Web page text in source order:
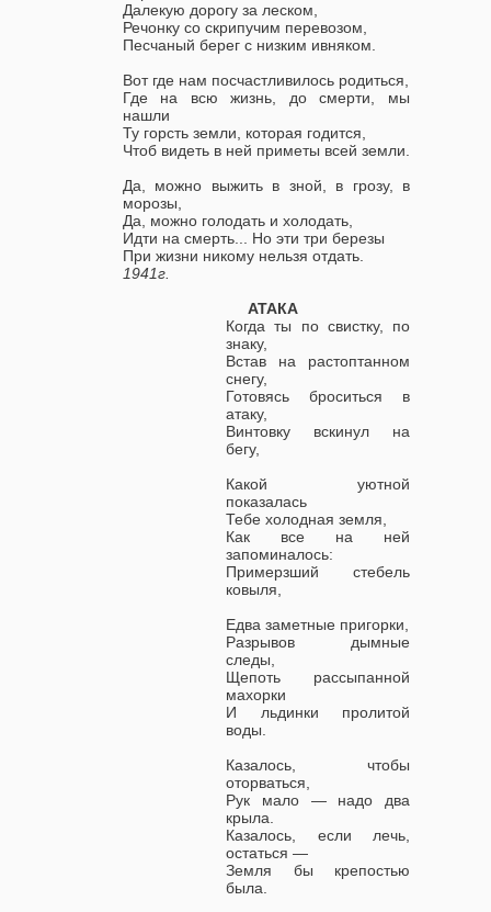
Далекую дорогу за леском,
Речонку со скрипучим перевозом,
Песчаный берег с низким ивняком.
Вот где нам посчастливилось родиться,
Где на всю жизнь, до смерти, мы
нашли
Ту горсть земли, которая годится,
Чтоб видеть в ней приметы всей земли.
Да, можно выжить в зной, в грозу, в
морозы,
Да, можно голодать и холодать,
Идти на смерть... Но эти три березы
При жизни никому нельзя отдать.
1941г.
АТАКА
Когда ты по свистку, по
знаку,
Встав на растоптанном
снегу,
Готовясь броситься в
атаку,
Винтовку вскинул на
бегу,
Какой уютной
показалась
Тебе холодная земля,
Как все на ней
запоминалось:
Примерзший стебель
ковыля,
Едва заметные пригорки,
Разрывов дымные
следы,
Щепоть рассыпанной
махорки
И льдинки пролитой
воды.
Казалось, чтобы
оторваться,
Рук мало — надо два
крыла.
Казалось, если лечь,
остаться —
Земля бы крепостью
была.